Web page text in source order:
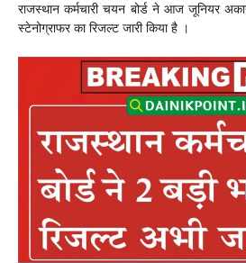
राजस्थान कर्मचारी चयन बोर्ड ने आज जूनियर
स्टेनोग्राफर का रिजल्ट जारी किया है ।